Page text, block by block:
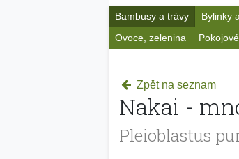
Bambusy a trávy Bylinky
Ovoce, zelenina
Zpět na seznam
Nakai -
Pleioblastus